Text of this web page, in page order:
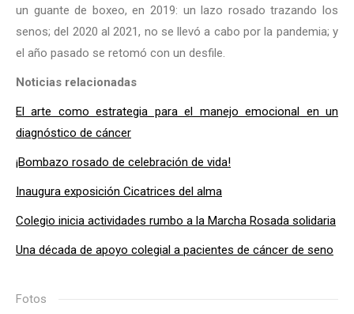
un guante de boxeo, en 2019: un lazo rosado trazando los
senos; del 2020 al 2021, no se llevó a cabo por la pandemia; y
el año pasado se retomó con un desfile.
Noticias relacionadas
El arte como estrategia para el manejo emocional en un
diagnóstico de cáncer
¡Bombazo rosado de celebración de vida!
Inaugura exposición Cicatrices del alma
Colegio inicia actividades rumbo a la Marcha Rosada solidaria
Una década de apoyo colegial a pacientes de cáncer de seno
Fotos